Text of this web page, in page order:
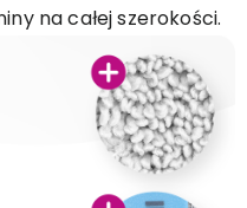
na całej szerokości.